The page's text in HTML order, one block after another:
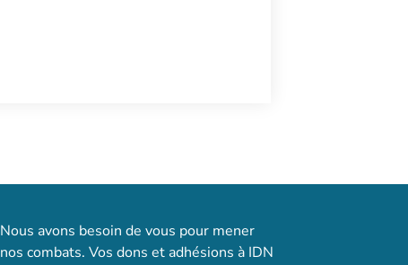
Nous avons besoin de vous pour mener
nos combats. Vos dons et adhésions à IDN